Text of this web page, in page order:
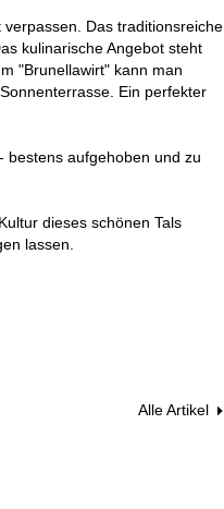
Das traditionsreiche
kulinarische Angebot steht
"Brunellawirt" kann man
Ein perfekter
bestens aufgehoben und zu
dieses schönen Tals
lassen.
Alle Artikel